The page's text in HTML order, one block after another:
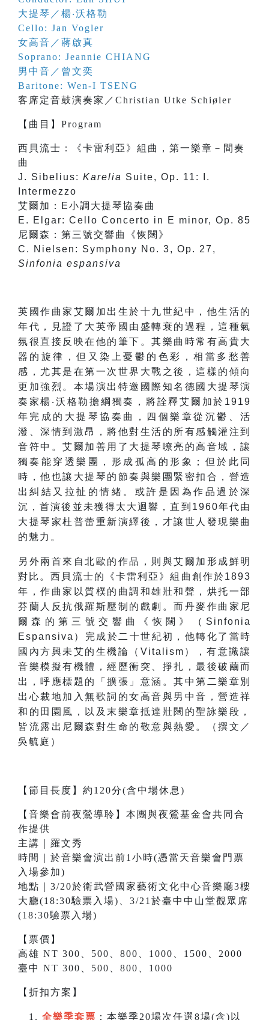
大提琴／楊‧沃格勒
Cello: Jan Vogler
女高音／蔣啟真
Soprano: Jeannie CHIANG
男中音／曾文奕
Baritone: Wen-I TSENG
客席定音鼓演奏家／Christian Utke Schiøler
【 曲目 】 Program
西貝流士：《卡雷利亞》組曲，第一樂章－間奏
曲
J. Sibelius: Karelia Suite, Op. 11: I.
Intermezzo
艾爾加：E小調大提琴協奏曲
E. Elgar: Cello Concerto in E minor, Op. 85
尼爾森：第三號交響曲《恢闊》
C. Nielsen: Symphony No. 3, Op. 27,
Sinfonia espansiva
英國作曲家艾爾加出生於十九世紀中，他生活的
年代，見證了大英帝國由盛轉衰的過程，這種氣
氛很直接反映在他的筆下。其樂曲時常有高貴大
器的旋律，但又染上憂鬱的色彩，相當多愁善
感，尤其是在第一次世界大戰之後，這樣的傾向
更加強烈。本場演出特邀國際知名德國大提琴演
奏家楊‧沃格勒擔綱獨奏，將詮釋艾爾加於1919
年完成的大提琴協奏曲，四個樂章從沉鬱、活
潑、深情到激昂，將他對生活的所有感觸灌注到
音符中。艾爾加善用了大提琴嘹亮的高音域，讓
獨奏能穿透樂團，形成孤高的形象；但於此同
時，他也讓大提琴的節奏與樂團緊密扣合，營造
出糾結又拉扯的情緒。或許是因為作品過於深
沉，首演後並未獲得太大迴響，直到1960年代由
大提琴家杜普蕾重新演繹後，才讓世人發現樂曲
的魅力。
另外兩首來自北歐的作品，則與艾爾加形成鮮明
對比。西貝流士的《卡雷利亞》組曲創作於1893
年，作曲家以質樸的曲調和雄壯和聲，烘托一部
芬蘭人反抗俄羅斯壓制的戲劇。而丹麥作曲家尼
爾森的第三號交響曲《恢闊》（Sinfonia
Espansiva）完成於二十世紀初，他轉化了當時
國內方興未艾的生機論（Vitalism），有意識讓
音樂模擬有機體，經歷衝突、掙扎，最後破繭而
出，呼應標題的「擴張」意涵。其中第二樂章別
出心裁地加入無歌詞的女高音與男中音，營造祥
和的田園風，以及末樂章抵達壯闊的聖詠樂段，
皆流露出尼爾森對生命的敬意與熱愛。（撰文／
吳毓庭）
【節目長度】約120分(含中場休息)
【音樂會前夜鶯導聆】本團與夜鶯基金會共同合
作提供
主講｜羅文秀
時間｜於音樂會演出前1小時(憑當天音樂會門票
入場參加)
地點｜3/20於衛武營國家藝術文化中心音樂廳3樓
大廳(18:30驗票入場)、3/21於臺中中山堂觀眾席
(18:30驗票入場)
【票價】
高雄 NT 300、500、800、1000、1500、2000
臺中 NT 300、500、800、1000
【折扣方案】
全樂季套票 ：本樂季20場次任選8場(含)以